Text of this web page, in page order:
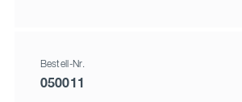
Bestell-Nr.
050011